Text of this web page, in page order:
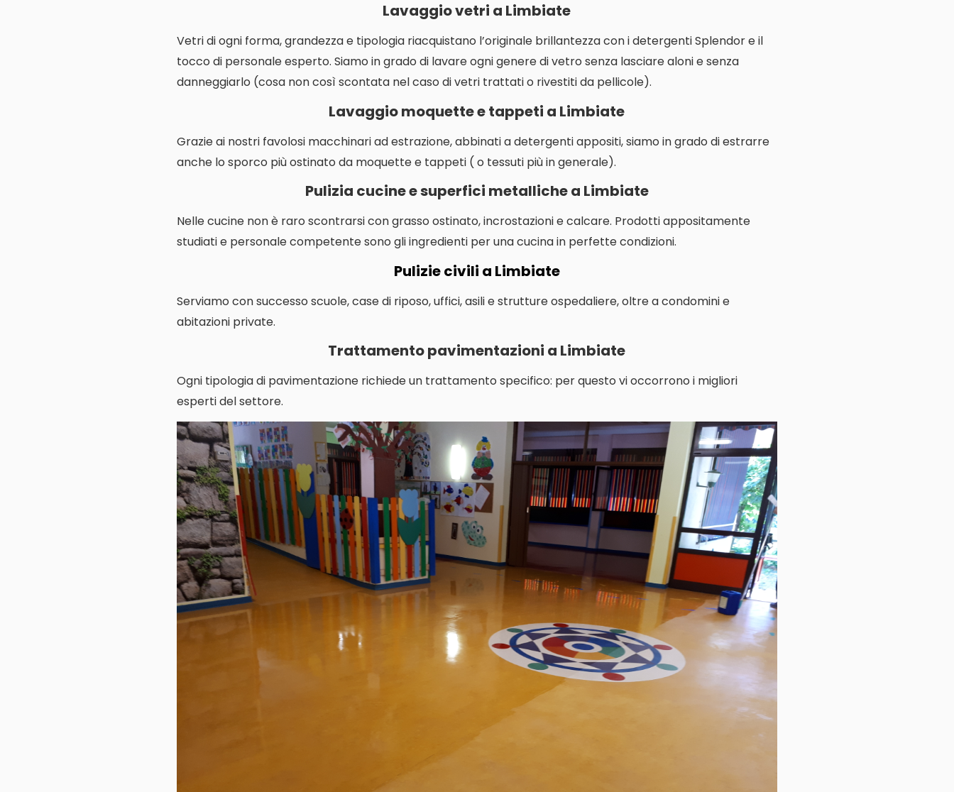
Lavaggio vetri a Limbiate
Vetri di ogni forma, grandezza e tipologia riacquistano l’originale brillantezza con i detergenti Splendor e il
tocco di personale esperto. Siamo in grado di lavare ogni genere di vetro senza lasciare aloni e senza
danneggiarlo (cosa non così scontata nel caso di vetri trattati o rivestiti da pellicole).
Lavaggio moquette e tappeti a Limbiate
Grazie ai nostri favolosi macchinari ad estrazione, abbinati a detergenti appositi, siamo in grado di estrarre
anche lo sporco più ostinato da moquette e tappeti ( o tessuti più in generale).
Pulizia cucine e superfici metalliche a Limbiate
Nelle cucine non è raro scontrarsi con grasso ostinato, incrostazioni e calcare. Prodotti appositamente
studiati e personale competente sono gli ingredienti per una cucina in perfette condizioni.
Pulizie civili a Limbiate
Serviamo con successo scuole, case di riposo, uffici, asili e strutture ospedaliere, oltre a condomini e
abitazioni private.
Trattamento pavimentazioni a Limbiate
Ogni tipologia di pavimentazione richiede un trattamento specifico: per questo vi occorrono i migliori
esperti del settore.